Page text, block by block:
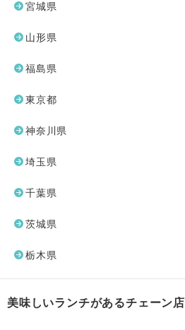
宮城県
山形県
福島県
東京都
神奈川県
埼玉県
千葉県
茨城県
栃木県
美味しいランチがあるチェーン店